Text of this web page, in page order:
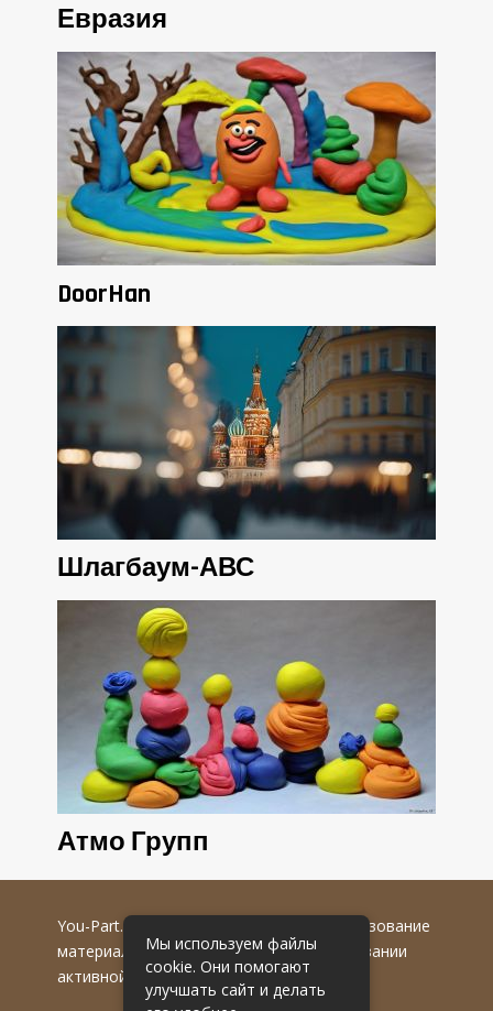
Евразия
DoorHan
Шлагбаум-АВС
Атмо Групп
You-Part.ru
© 2016-2022 гг. Любое использование
материалов допускается только при указании
активной гиперссылки на первоисточник.
Мы используем файлы
cookie. Они помогают
улучшать сайт и делать